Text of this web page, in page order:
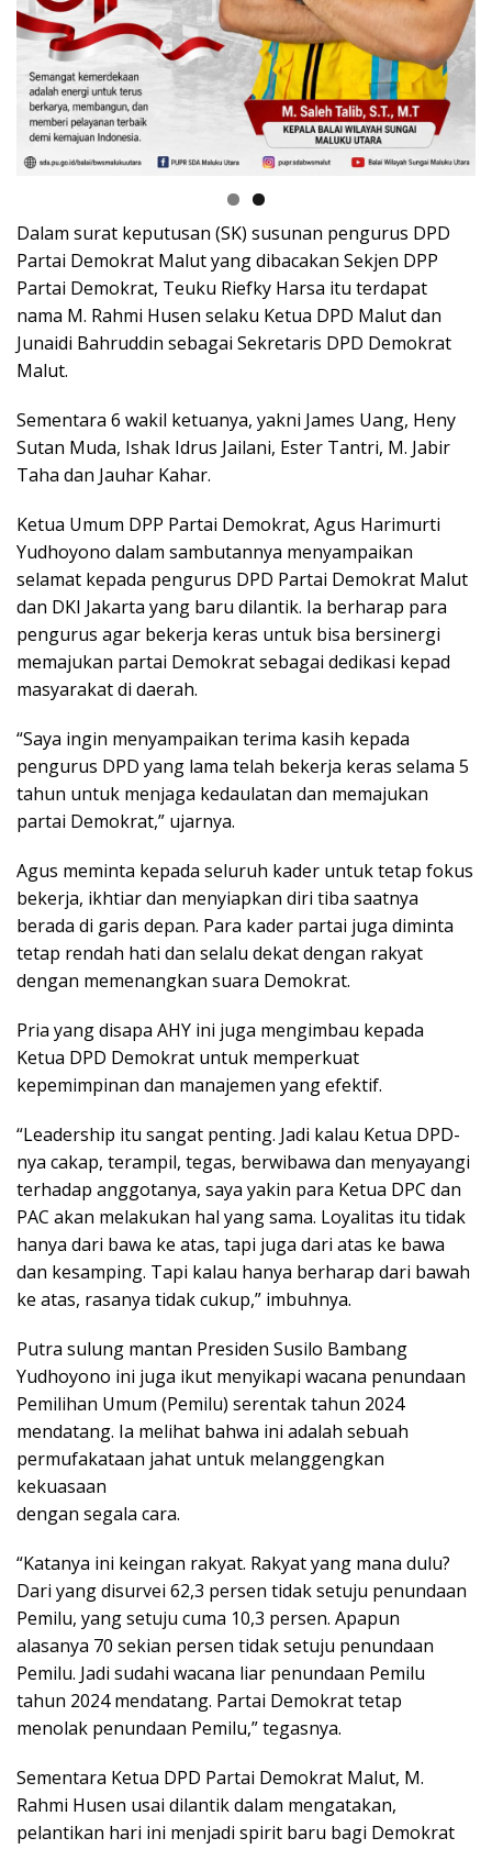
Dalam surat keputusan (SK) susunan pengurus DPD
Partai Demokrat Malut yang dibacakan Sekjen DPP
Partai Demokrat, Teuku Riefky Harsa itu terdapat
nama M. Rahmi Husen selaku Ketua DPD Malut dan
Junaidi Bahruddin sebagai Sekretaris DPD Demokrat
Malut.
Sementara 6 wakil ketuanya, yakni James Uang, Heny
Sutan Muda, Ishak Idrus Jailani, Ester Tantri, M. Jabir
Taha dan Jauhar Kahar.
Ketua Umum DPP Partai Demokrat, Agus Harimurti
Yudhoyono dalam sambutannya menyampaikan
selamat kepada pengurus DPD Partai Demokrat Malut
dan DKI Jakarta yang baru dilantik. Ia berharap para
pengurus agar bekerja keras untuk bisa bersinergi
memajukan partai Demokrat sebagai dedikasi kepad
masyarakat di daerah.
“Saya ingin menyampaikan terima kasih kepada
pengurus DPD yang lama telah bekerja keras selama 5
tahun untuk menjaga kedaulatan dan memajukan
partai Demokrat,” ujarnya.
Agus meminta kepada seluruh kader untuk tetap fokus
bekerja, ikhtiar dan menyiapkan diri tiba saatnya
berada di garis depan. Para kader partai juga diminta
tetap rendah hati dan selalu dekat dengan rakyat
dengan memenangkan suara Demokrat.
Pria yang disapa AHY ini juga mengimbau kepada
Ketua DPD Demokrat untuk memperkuat
kepemimpinan dan manajemen yang efektif.
“Leadership itu sangat penting. Jadi kalau Ketua DPD-
nya cakap, terampil, tegas, berwibawa dan menyayangi
terhadap anggotanya, saya yakin para Ketua DPC dan
PAC akan melakukan hal yang sama. Loyalitas itu tidak
hanya dari bawa ke atas, tapi juga dari atas ke bawa
dan kesamping. Tapi kalau hanya berharap dari bawah
ke atas, rasanya tidak cukup,” imbuhnya.
Putra sulung mantan Presiden Susilo Bambang
Yudhoyono ini juga ikut menyikapi wacana penundaan
Pemilihan Umum (Pemilu) serentak tahun 2024
mendatang. Ia melihat bahwa ini adalah sebuah
permufakataan jahat untuk melanggengkan
kekuasaan
dengan segala cara.
“Katanya ini keingan rakyat. Rakyat yang mana dulu?
Dari yang disurvei 62,3 persen tidak setuju penundaan
Pemilu, yang setuju cuma 10,3 persen. Apapun
alasanya 70 sekian persen tidak setuju penundaan
Pemilu. Jadi sudahi wacana liar penundaan Pemilu
tahun 2024 mendatang. Partai Demokrat tetap
menolak penundaan Pemilu,” tegasnya.
Sementara Ketua DPD Partai Demokrat Malut, M.
Rahmi Husen usai dilantik dalam mengatakan,
pelantikan hari ini menjadi spirit baru bagi Demokrat